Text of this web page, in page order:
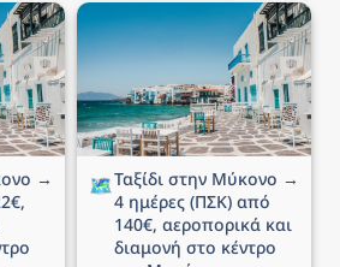
→ 4
→
Ταξίδι στην Μύκονο → 4
ημέρες (ΠΣΚ) από 140€,
αεροπορικά και διαμονή
στο κέντρο της Μυκόνου
🗺️Ταξίδι στην Μύκονο →
4 ημέρες (ΠΣΚ) από
140€, αεροπορικά και
διαμονή στο κέντρο